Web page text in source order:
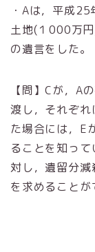
・Aは，平成
土地(１000万
の遺言をした。
【問】Cが，A
渡し，それぞ
た場合には，E
ることを知っ
対し，遺留分
を求めることが